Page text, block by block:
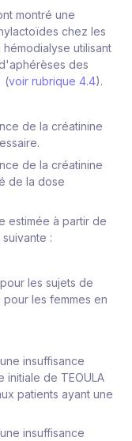
montré une
chez les
utilisant
des
(voir rubrique 4.4).
de la créatinine
de la créatinine
de la dose
estimée à partir de
:
les sujets de
les femmes en
insuffisance
de TEOULA
patients ayant une
insuffisance